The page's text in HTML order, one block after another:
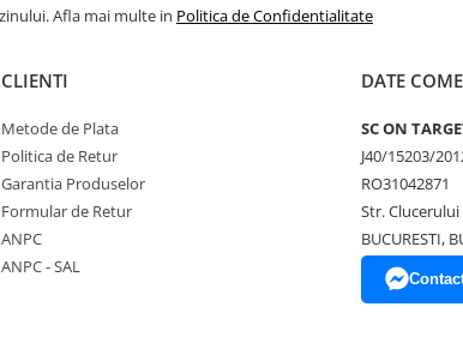
Afla mai multe in Politica de Confidentialitate
CLIENTI
Metode de Plata
Politica de Retur
Garantia Produselor
Formular de Retur
ANPC
ANPC - SAL
DATE
SC ON
J40/15203/
RO31042871
Str. Clucerului
BUCURESTI,